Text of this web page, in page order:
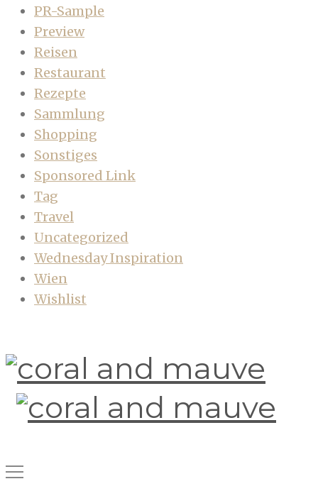
PR-Sample
Preview
Reisen
Restaurant
Rezepte
Sammlung
Shopping
Sonstiges
Sponsored Link
Tag
Travel
Uncategorized
Wednesday Inspiration
Wien
Wishlist